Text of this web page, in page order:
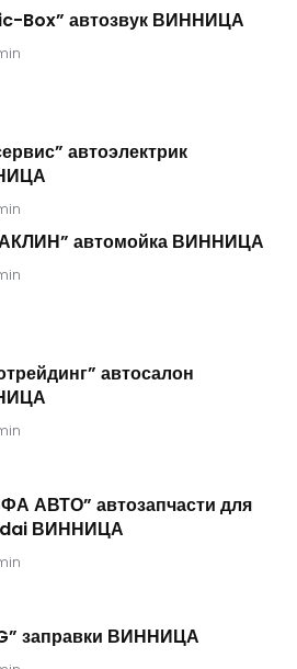
Box” автозвук ВИННИЦА
автоэлектрик
автомойка ВИННИЦА
автосалон
АВТО” автозапчасти для
ВИННИЦА
заправки ВИННИЦА